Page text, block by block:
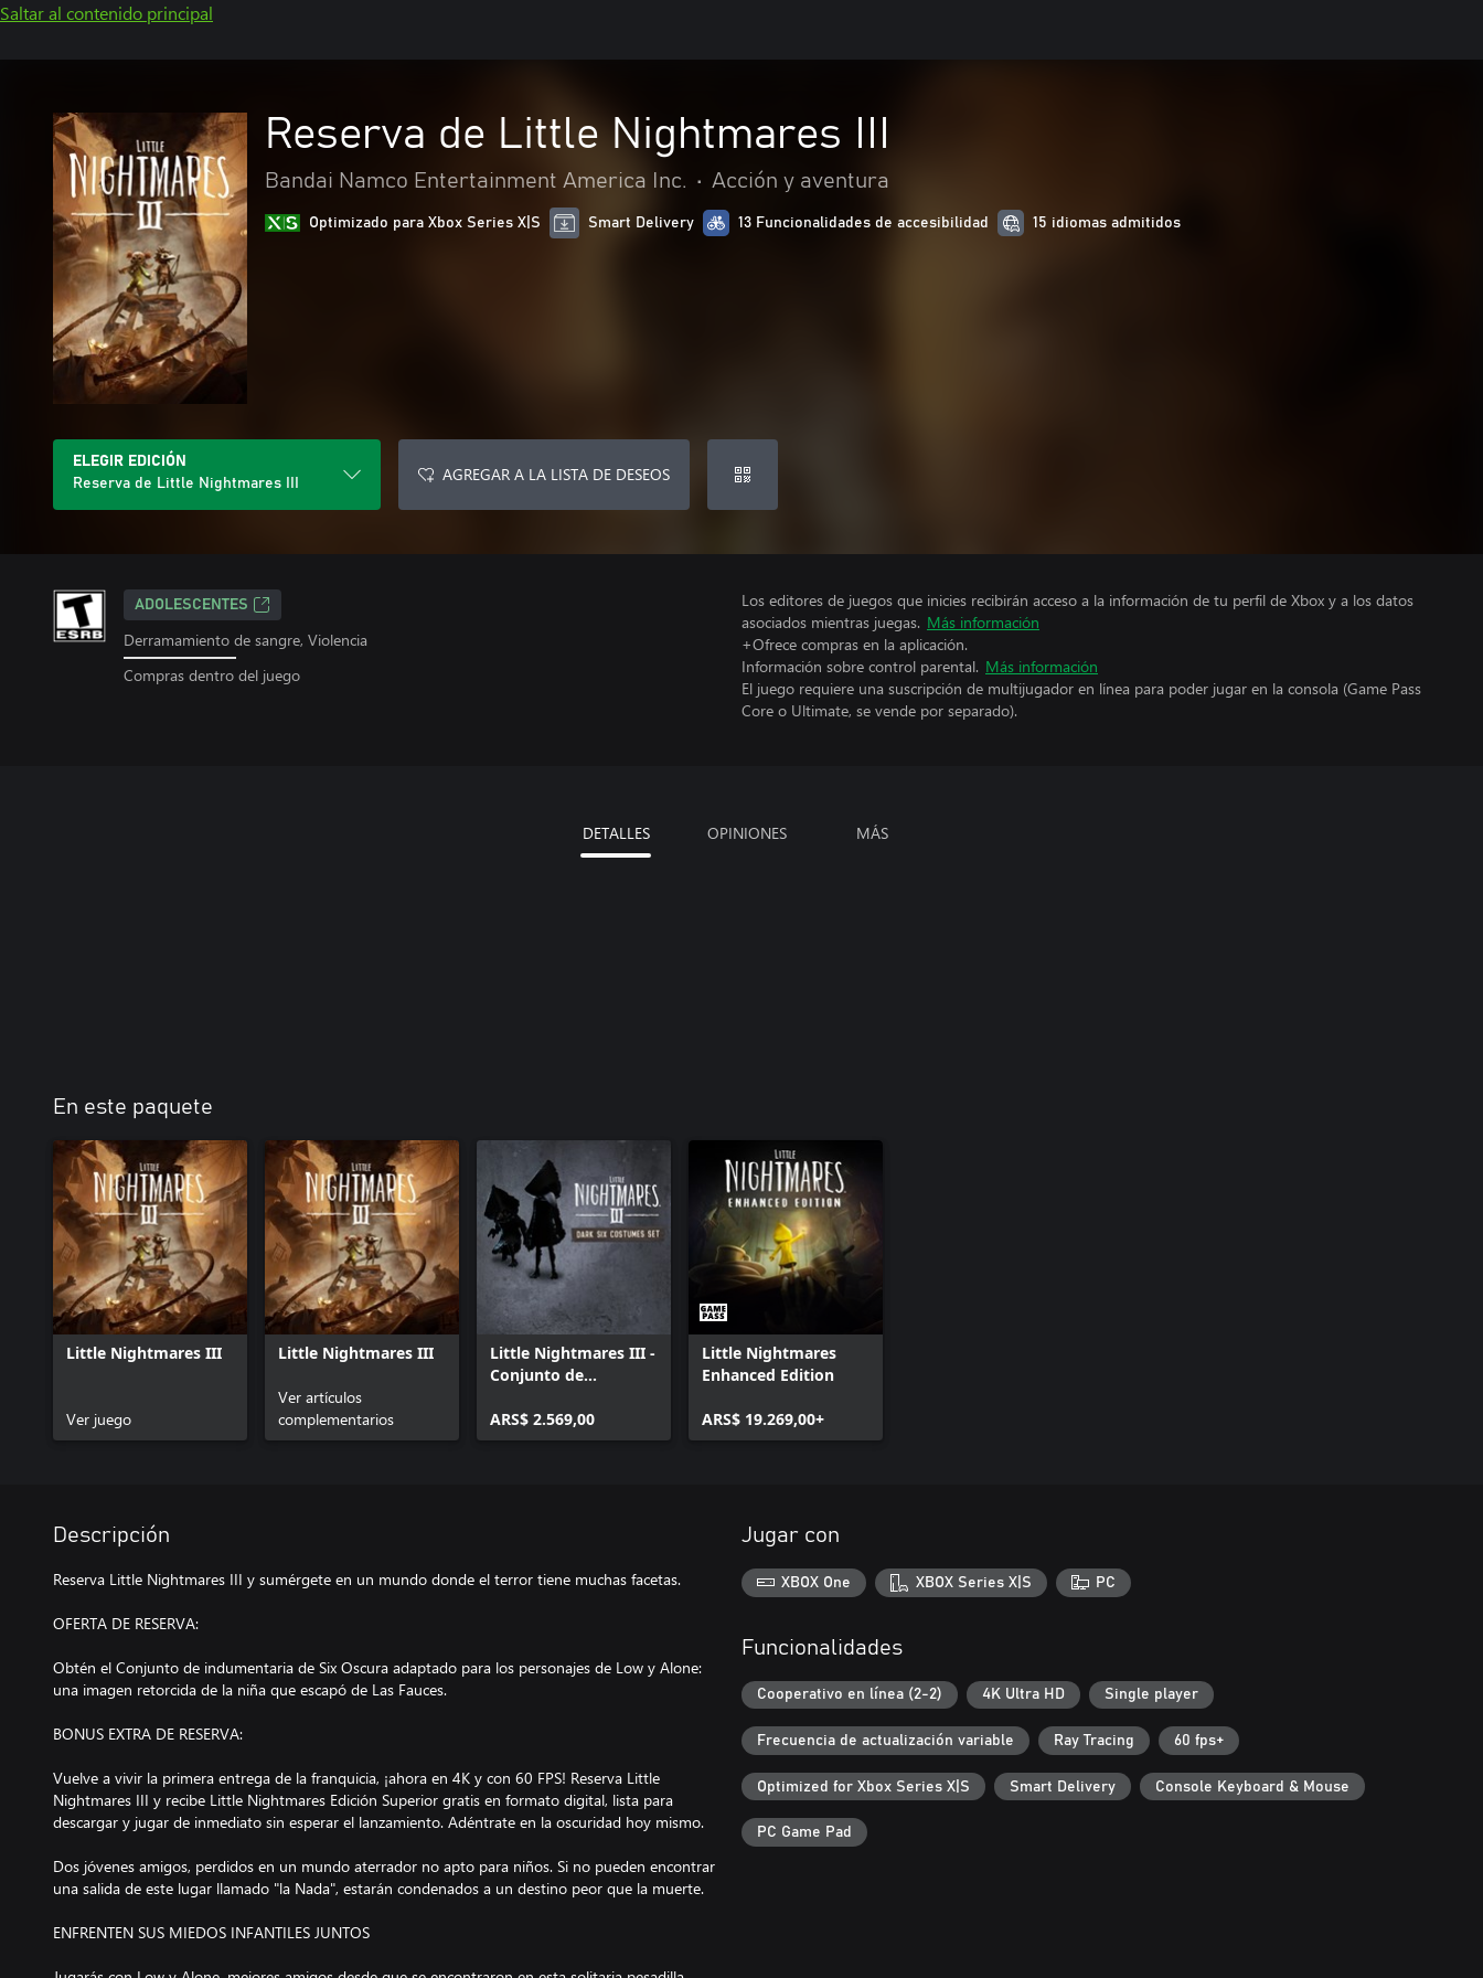
Saltar al contenido principal
Reserva de Little Nightmares III
Bandai Namco Entertainment America Inc. • Acción y aventura
Optimizado para Xbox Series X|S Smart Delivery 13 Funcionalidades de accesibilidad 15 idiomas admitidos
ELEGIR EDICIÓN
Reserva de Little Nightmares III
AGREGAR A LA LISTA DE DESEOS
ADOLESCENTES
Derramamiento de sangre, Violencia
Compras dentro del juego
Los editores de juegos que inicies recibirán acceso a la información de tu perfil de Xbox y a los datos
asociados mientras juegas. Más información
+Ofrece compras en la aplicación.
Información sobre control parental. Más información
El juego requiere una suscripción de multijugador en línea para poder jugar en la consola (Game Pass
Core o Ultimate, se vende por separado).
DETALLES OPINIONES MÁS
En este paquete
Little Nightmares III
Ver juego
Little Nightmares III
Ver artículos
complementarios
Little Nightmares III -
Conjunto de
Oscura
ARS$ 2.569,00
Little Nightmares
Enhanced Edition
ARS$ 19.269,00+
Descripción
Reserva Little Nightmares III y sumérgete en un mundo donde el terror tiene muchas facetas.
OFERTA DE RESERVA:
Obtén el Conjunto de indumentaria de Six Oscura adaptado para los personajes de Low y Alone:
una imagen retorcida de la niña que escapó de Las Fauces.
BONUS EXTRA DE RESERVA:
Vuelve a vivir la primera entrega de la franquicia, ¡ahora en 4K y con 60 FPS! Reserva Little
Nightmares III y recibe Little Nightmares Edición Superior gratis en formato digital, lista para
descargar y jugar de inmediato sin esperar el lanzamiento. Adéntrate en la oscuridad hoy mismo.
Dos jóvenes amigos, perdidos en un mundo aterrador no apto para niños. Si no pueden encontrar
una salida de este lugar llamado "la Nada", estarán condenados a un destino peor que la muerte.
ENFRENTEN SUS MIEDOS INFANTILES JUNTOS
Jugar con
XBOX One XBOX Series X|S PC
Funcionalidades
Cooperativo en línea (2-2) 4K Ultra HD Single player
Frecuencia de actualización variable Ray Tracing 60 fps+
Optimized for Xbox Series X|S Smart Delivery Console Keyboard & Mouse
PC Game Pad